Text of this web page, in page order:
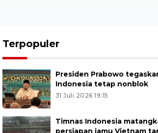
Terpopuler
Presiden Prabowo
Indonesia tetap nonblok
31 Juli 2026 19:15
Timnas Indonesia
persiapan jamu Vietnam